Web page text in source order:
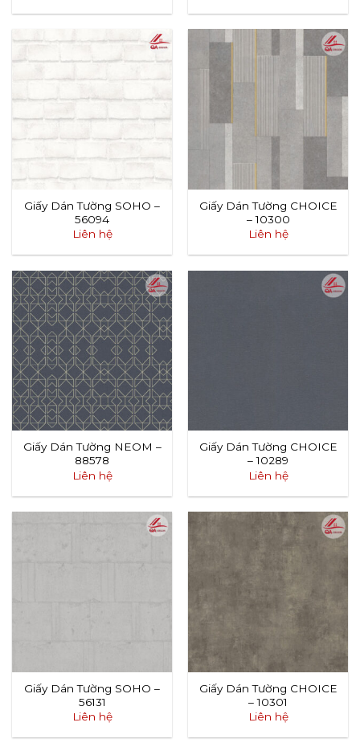
Giấy Dán Tường SOHO –
56094
Liên hệ
Giấy Dán Tường CHOICE
– 10300
Liên hệ
Giấy Dán Tường NEOM –
88578
Liên hệ
Giấy Dán Tường CHOICE
– 10289
Liên hệ
Giấy Dán Tường SOHO –
56131
Liên hệ
Giấy Dán Tường CHOICE
– 10301
Liên hệ